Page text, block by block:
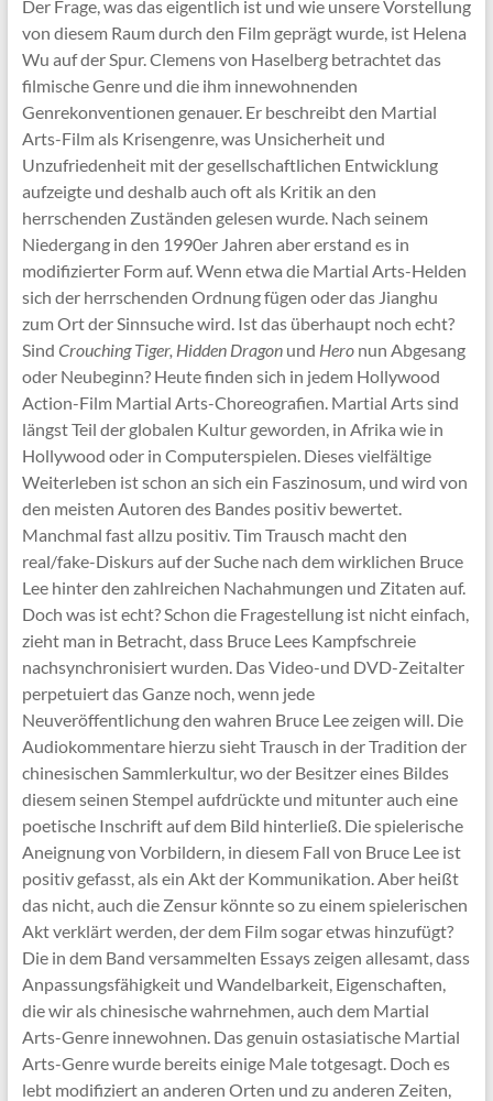
Der Frage, was das eigentlich ist und wie unsere Vorstellung
von diesem Raum durch den Film geprägt wurde, ist Helena
Wu auf der Spur. Clemens von Haselberg betrachtet das
filmische Genre und die ihm innewohnenden
Genrekonventionen genauer. Er beschreibt den Martial
Arts-Film als Krisengenre, was Unsicherheit und
Unzufriedenheit mit der gesellschaftlichen Entwicklung
aufzeigte und deshalb auch oft als Kritik an den
herrschenden Zuständen gelesen wurde. Nach seinem
Niedergang in den 1990er Jahren aber erstand es in
modifizierter Form auf. Wenn etwa die Martial Arts-Helden
sich der herrschenden Ordnung fügen oder das Jianghu
zum Ort der Sinnsuche wird. Ist das überhaupt noch echt?
Sind Crouching Tiger, Hidden Dragonund Heronun Abgesang
oder Neubeginn? Heute finden sich in jedem Hollywood
Action-Film Martial Arts-Choreografien. Martial Arts sind
längst Teil der globalen Kultur geworden, in Afrika wie in
Hollywood oder in Computerspielen. Dieses vielfältige
Weiterleben ist schon an sich ein Faszinosum, und wird von
den meisten Autoren des Bandes positiv bewertet.
Manchmal fast allzu positiv. Tim Trausch macht den
real/fake-Diskurs auf der Suche nach dem wirklichen Bruce
Lee hinter den zahlreichen Nachahmungen und Zitaten auf.
Doch was ist echt? Schon die Fragestellung ist nicht einfach,
zieht man in Betracht, dass Bruce Lees Kampfschreie
nachsynchronisiert wurden. Das Video-und DVD-Zeitalter
perpetuiert das Ganze noch, wenn jede
Neuveröffentlichung den wahren Bruce Lee zeigen will. Die
Audiokommentare hierzu sieht Trausch in der Tradition der
chinesischen Sammlerkultur, wo der Besitzer eines Bildes
diesem seinen Stempel aufdrückte und mitunter auch eine
poetische Inschrift auf dem Bild hinterließ. Die spielerische
Aneignung von Vorbildern, in diesem Fall von Bruce Lee ist
positiv gefasst, als ein Akt der Kommunikation. Aber heißt
das nicht, auch die Zensur könnte so zu einem spielerischen
Akt verklärt werden, der dem Film sogar etwas hinzufügt?
Die in dem Band versammelten Essays zeigen allesamt, dass
Anpassungsfähigkeit und Wandelbarkeit, Eigenschaften,
die wir als chinesische wahrnehmen, auch dem Martial
Arts-Genre innewohnen. Das genuin ostasiatische Martial
Arts-Genre wurde bereits einige Male totgesagt. Doch es
lebt modifiziert an anderen Orten und zu anderen Zeiten,